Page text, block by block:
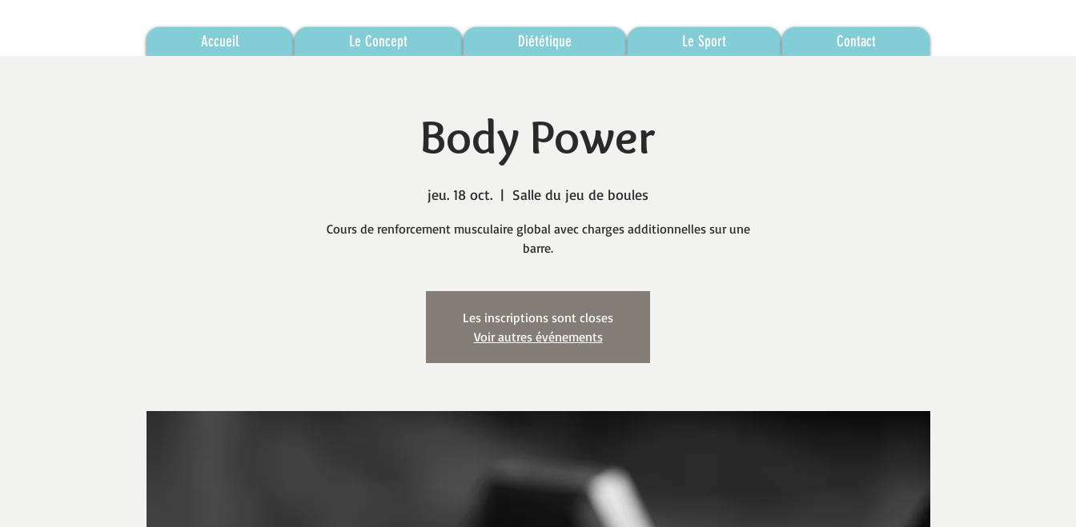
Accueil Le Concept Diététique Le Sport Contact
Body Power
jeu. 18 oct.
  |
Salle du jeu de boules
Cours de renforcement musculaire global avec charges additionnelles sur une
barre.
Les inscriptions sont closes
Voir autres événements